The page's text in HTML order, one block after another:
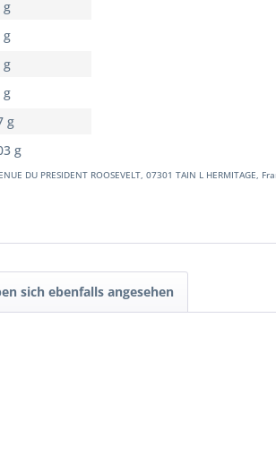
g
g
g
g
g
g
DU PRESIDENT ROOSEVELT, 07301 TAIN L HERMITAGE,
sich ebenfalls angesehen